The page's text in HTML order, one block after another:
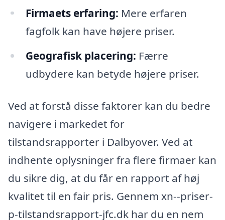
Firmaets erfaring: Mere erfaren
fagfolk kan have højere priser.
Geografisk placering: Færre
udbydere kan betyde højere priser.
Ved at forstå disse faktorer kan du bedre
navigere i markedet for
tilstandsrapporter i Dalbyover. Ved at
indhente oplysninger fra flere firmaer kan
du sikre dig, at du får en rapport af høj
kvalitet til en fair pris. Gennem xn--priser-
p-tilstandsrapport-jfc.dk har du en nem